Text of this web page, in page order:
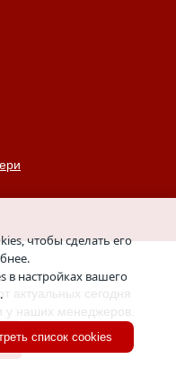
актуальных сегодня
у наших менеджеров.
чтобы сделать его
в настройках вашего
список cookies